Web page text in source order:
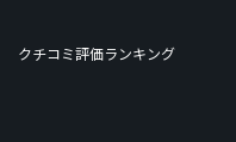
クチコミ評価ランキング